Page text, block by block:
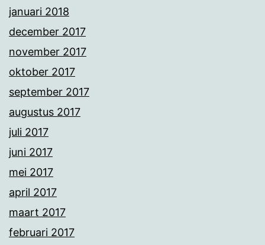
januari 2018
december 2017
november 2017
oktober 2017
september 2017
augustus 2017
juli 2017
juni 2017
mei 2017
april 2017
maart 2017
februari 2017